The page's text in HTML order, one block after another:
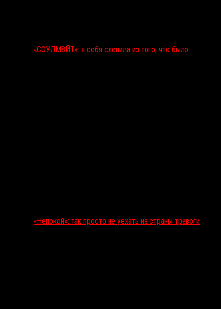
«СОУЛМ8ЙТ»: я себя слепила из того, что было
«Непокой»: так просто не уехать из страны тревоги